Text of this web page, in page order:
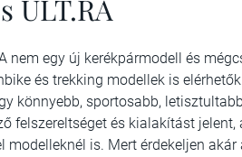
ULT.RA
nem egy új kerékpármodell és
és trekking modellek is
könnyebb, sportosabb,
felszereltséget és kialakítást
modelleknél is. Mert érdekeljen